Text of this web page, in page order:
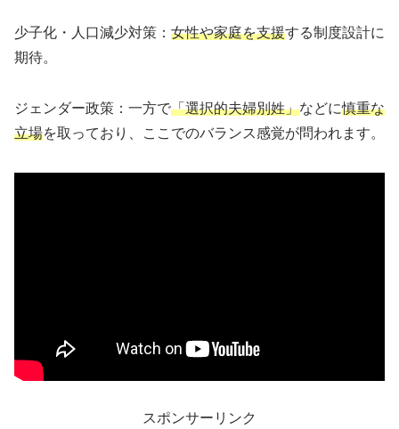
少子化・人口減少対策： 女性や家庭を支援する制度設計に
期待。
ジェンダー政策：一方で「選択的夫婦別姓」などに慎重な
立場を取っており、ここでのバランス感覚が問われます。
スポンサーリンク